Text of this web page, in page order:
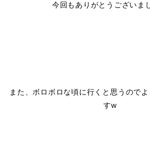
今回もありがとうございま
また、ボロボロな頃に行くと思うので
すw